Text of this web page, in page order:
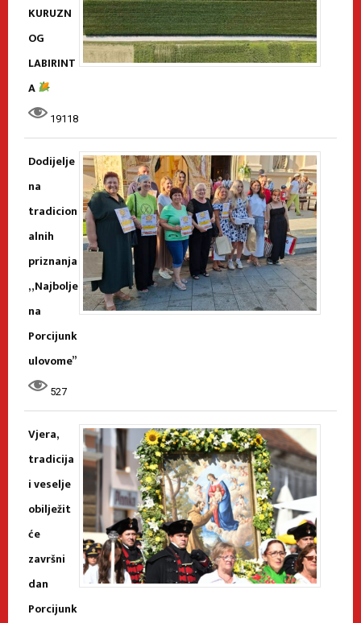
KURUZN
OG
LABIRINT
A
19118
Dodijelje
na
tradicion
alnih
priznanja
„Najbolje
na
Porcijunk
ulovome”
527
Vjera,
tradicija
i veselje
obilježit
će
završni
dan
Porcijunk